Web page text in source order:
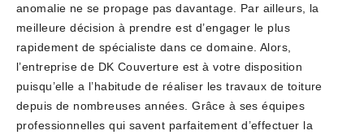
anomalie ne se propage pas davantage. Par ailleurs, la
meilleure décision à prendre est d’engager le plus
rapidement de spécialiste dans ce domaine. Alors,
l’entreprise de DK Couverture est à votre disposition
puisqu’elle a l’habitude de réaliser les travaux de toiture
depuis de nombreuses années. Grâce à ses équipes
professionnelles qui savent parfaitement d’effectuer la